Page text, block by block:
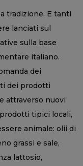
tradizione. E tanti
lanciati sul
sulla base
italiano.
dei
dei prodotti
attraverso nuovi
tipici locali,
animale: olii di
grassi e sale,
lattosio,